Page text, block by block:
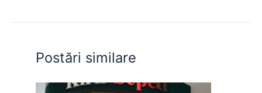
o
o
k
p
p
n
g
er
Postări similare